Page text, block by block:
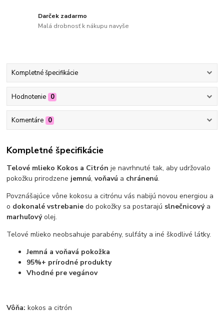
Darček zadarmo
Malá drobnosť k nákupu navyše
Kompletné špecifikácie
Hodnotenie 0
Komentáre 0
Kompletné špecifikácie
Telové mlieko Kokos a Citrónje navrhnuté tak, aby udržovalo
pokožku prirodzene jemnú,voňavú a chránenú.
Povznášajúce vône kokosu a citrónu vás nabijú novou energiou a
o dokonalé vstrebaniedo pokožky sa postarajú slnečnicový a
marhuľovýolej.
Telové mlieko neobsahuje parabény, sulfáty a iné škodlivé látky.
Jemná a voňavá pokožka
95%+ prírodné produkty
Vhodné pre vegánov
Vôňa:kokos a citrón